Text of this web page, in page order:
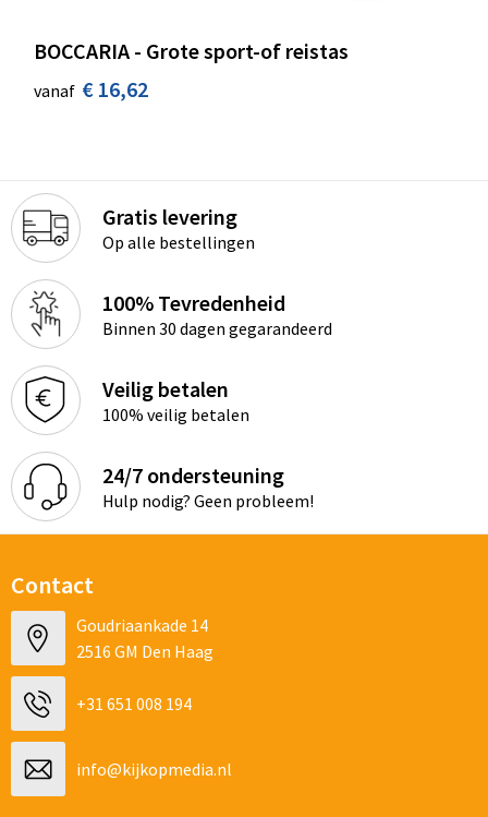
BOCCARIA - Grote sport-of reistas
vanaf € 16,62
Gratis levering
Op alle bestellingen
100% Tevredenheid
Binnen 30 dagen gegarandeerd
Veilig betalen
100% veilig betalen
24/7 ondersteuning
Hulp nodig? Geen probleem!
Contact
Goudriaankade 14
2516 GM Den Haag
+31 651 008 194
info@kijkopmedia.nl